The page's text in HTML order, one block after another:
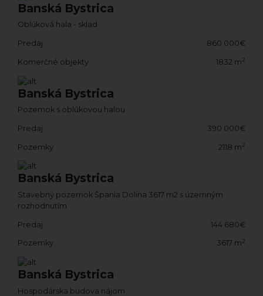
Banská Bystrica
Oblúková hala - sklad
Predaj 860 000€
Komerčné objekty 1832 m2
Banská Bystrica
Pozemok s oblúkovou halou
Predaj 390 000€
Pozemky 2118 m2
Banská Bystrica
Stavebný pozemok Špania Dolina 3617 m2 s územným
rozhodnutím
Predaj 144 680€
Pozemky 3617 m2
Banská Bystrica
Hospodárska budova nájom